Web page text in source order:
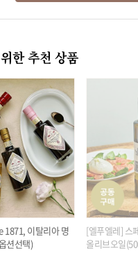
한 추천 상품
1871, 이탈리아 명
션선택)
[엘푸엘레] 스
올리브오일